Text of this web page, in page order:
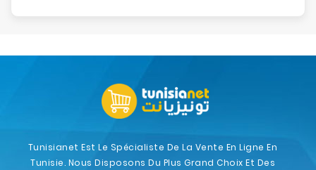
Tunisianet Est Le Spécialiste De La Vente En Ligne En
Tunisie. Nous Disposons Du Plus Grand Choix Et Des